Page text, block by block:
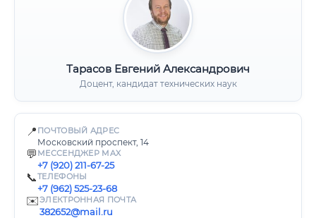
Тарасов Евгений Александрович
Доцент, кандидат технических наук
📍 ПОЧТОВЫЙ АДРЕС
Московский проспект, 14
💬 МЕССЕНДЖЕР MAX
+7 (920) 211-67-25
📞ТЕЛЕФОНЫ
+7 (962) 525-23-68
✉️ЭЛЕКТРОННАЯ ПОЧТА
382652@mail.ru